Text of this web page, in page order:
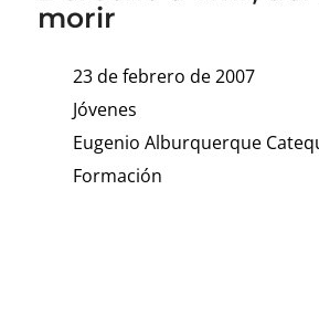
morir
23 de febrero de 2007
Jóvenes
Eugenio Alburquerque
Formación